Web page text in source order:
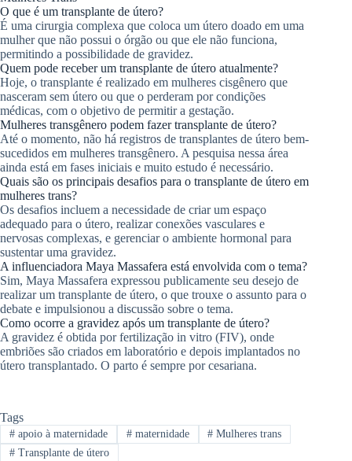
O que é um transplante de útero?
É uma cirurgia complexa que coloca um útero doado em uma
mulher que não possui o órgão ou que ele não funciona,
permitindo a possibilidade de gravidez.
Quem pode receber um transplante de útero atualmente?
Hoje, o transplante é realizado em mulheres cisgênero que
nasceram sem útero ou que o perderam por condições
médicas, com o objetivo de permitir a gestação.
Mulheres transgênero podem fazer transplante de útero?
Até o momento, não há registros de transplantes de útero bem-
sucedidos em mulheres transgênero. A pesquisa nessa área
ainda está em fases iniciais e muito estudo é necessário.
Quais são os principais desafios para o transplante de útero em
mulheres trans?
Os desafios incluem a necessidade de criar um espaço
adequado para o útero, realizar conexões vasculares e
nervosas complexas, e gerenciar o ambiente hormonal para
sustentar uma gravidez.
A influenciadora Maya Massafera está envolvida com o tema?
Sim, Maya Massafera expressou publicamente seu desejo de
realizar um transplante de útero, o que trouxe o assunto para o
debate e impulsionou a discussão sobre o tema.
Como ocorre a gravidez após um transplante de útero?
A gravidez é obtida por fertilização in vitro (FIV), onde
embriões são criados em laboratório e depois implantados no
útero transplantado. O parto é sempre por cesariana.
Tags
#apoio à maternidade #maternidade # Mulheres trans
#Transplante de útero